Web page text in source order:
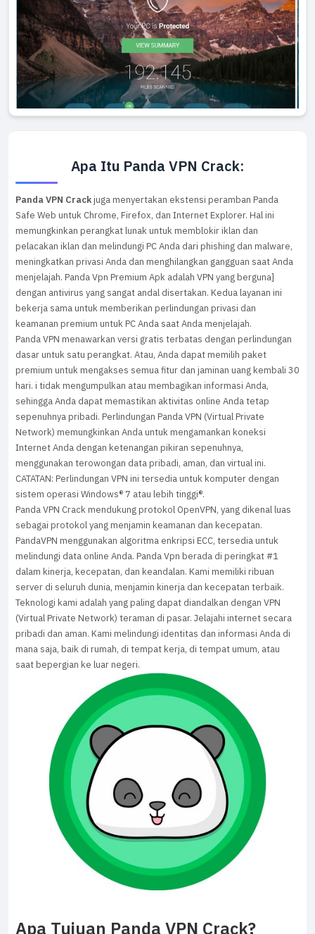
Apa Itu Panda VPN Crack:
Panda VPN Crackjuga menyertakan ekstensi peramban Panda
Safe Web untuk Chrome, Firefox, dan Internet Explorer. Hal ini
memungkinkan perangkat lunak untuk memblokir iklan dan
pelacakan iklan dan melindungi PC Anda dari phishing dan malware,
meningkatkan privasi Anda dan menghilangkan gangguan saat Anda
menjelajah. Panda Vpn Premium Apk adalah VPN yang berguna]
dengan antivirus yang sangat andal disertakan. Kedua layanan ini
bekerja sama untuk memberikan perlindungan privasi dan
keamanan premium untuk PC Anda saat Anda menjelajah.
Panda VPN menawarkan versi gratis terbatas dengan perlindungan
dasar untuk satu perangkat. Atau, Anda dapat memilih paket
premium untuk mengakses semua fitur dan jaminan uang kembali 30
hari. i tidak mengumpulkan atau membagikan informasi Anda,
sehingga Anda dapat memastikan aktivitas online Anda tetap
sepenuhnya pribadi. Perlindungan Panda VPN (Virtual Private
Network) memungkinkan Anda untuk mengamankan koneksi
Internet Anda dengan ketenangan pikiran sepenuhnya,
menggunakan terowongan data pribadi, aman, dan virtual ini.
CATATAN: Perlindungan VPN ini tersedia untuk komputer dengan
sistem operasi Windows® 7 atau lebih tinggi®.
Panda VPN Crack mendukung protokol OpenVPN, yang dikenal luas
sebagai protokol yang menjamin keamanan dan kecepatan.
PandaVPN menggunakan algoritma enkripsi ECC, tersedia untuk
melindungi data online Anda. Panda Vpn berada di peringkat #1
dalam kinerja, kecepatan, dan keandalan. Kami memiliki ribuan
server di seluruh dunia, menjamin kinerja dan kecepatan terbaik.
Teknologi kami adalah yang paling dapat diandalkan dengan VPN
(Virtual Private Network) teraman di pasar. Jelajahi internet secara
pribadi dan aman. Kami melindungi identitas dan informasi Anda di
mana saja, baik di rumah, di tempat kerja, di tempat umum, atau
saat bepergian ke luar negeri.